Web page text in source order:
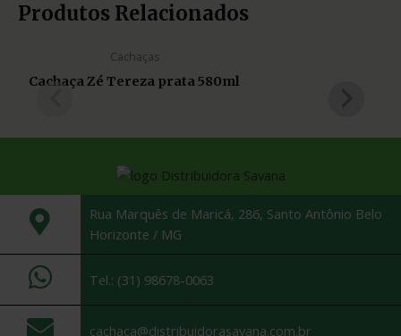
Produtos Relacionados
Cachaças
Cachaça Zé Tereza prata 580ml
Rua Marquês de Maricá, 286, Santo Antônio Belo
Horizonte / MG
Tel.: (31) 98678-0063
cachaca@distribuidorasavana.com.br